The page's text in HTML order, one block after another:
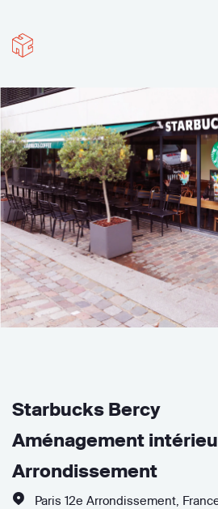
Starbucks Bercy
Aménagement
Arrondissement
Paris 12e Arrondissement